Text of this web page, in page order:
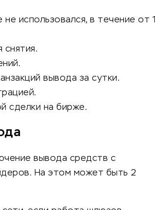
не использовался, в течение от 1
снятия.
вывода за сутки.
сделки на бирже.
вывода средств с
На этом может быть 2